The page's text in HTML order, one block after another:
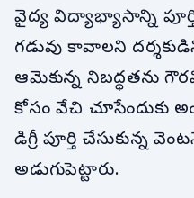
వైద్య విద్యాభ్యాసాన్ని
గడువు కావాలని
ఆమెకున్న నిబద్ధతను
కోసం వేచి చూసేందుకు
డిగ్రీ పూర్తి చేసుకున్న
అడుగుపెట్టారు.